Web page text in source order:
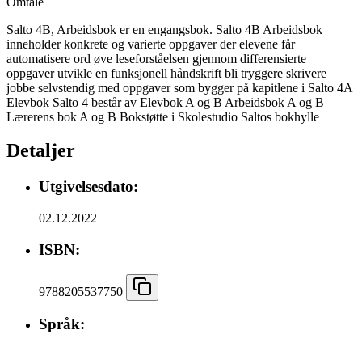
Salto 4B, Arbeidsbok er en engangsbok. Salto 4B Arbeidsbok
inneholder konkrete og varierte oppgaver der elevene får
automatisere ord øve leseforståelsen gjennom differensierte
oppgaver utvikle en funksjonell håndskrift bli tryggere skrivere
jobbe selvstendig med oppgaver som bygger på kapitlene i Salto 4A
Elevbok Salto 4 består av Elevbok A og B Arbeidsbok A og B
Lærerens bok A og B Bokstøtte i Skolestudio Saltos bokhylle
Detaljer
Utgivelsesdato:
02.12.2022
ISBN:
9788205537750
Språk: